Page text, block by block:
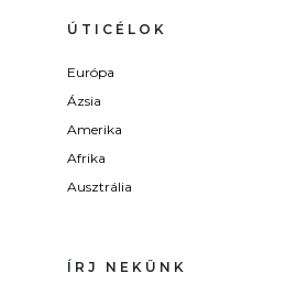
ÚTICÉLOK
Európa
Ázsia
Amerika
Afrika
Ausztrália
ÍRJ NEKÜNK